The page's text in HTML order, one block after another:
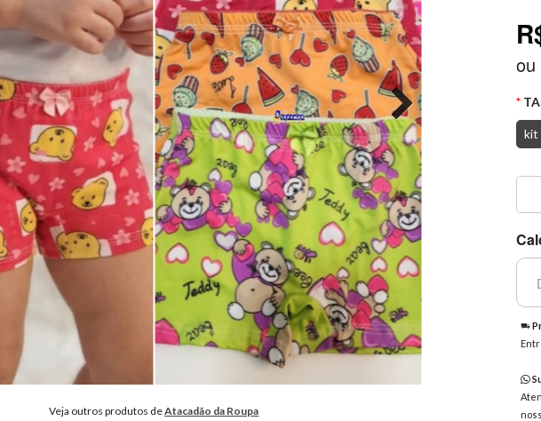
Veja outros produtos deAtacadão da Roupa
ou
kit